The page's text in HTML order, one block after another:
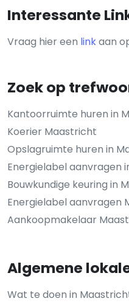
Interessante
Vraag hier een linkaan
Zoek op
Kantoorruimte huren in
Koerier Maastricht
Opslagruimte huren in
Energielabel aanvragen
Bouwkundige keuring in
Energielabel aanvragen
Aankoopmakelaar
Algemene
Wat te doen in